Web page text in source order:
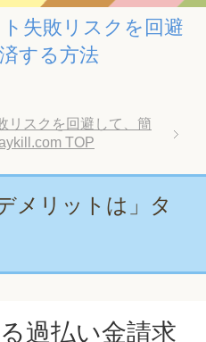
失敗リスクを回避
する方法
リスクを回避して、簡
TOP
メリットは」タ
過払い金請求